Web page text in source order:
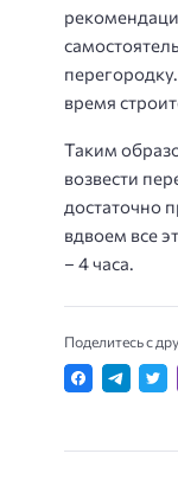
время
Таким
возвести
достаточно
вдвоем все
– 4 часа.
Поделитесь с